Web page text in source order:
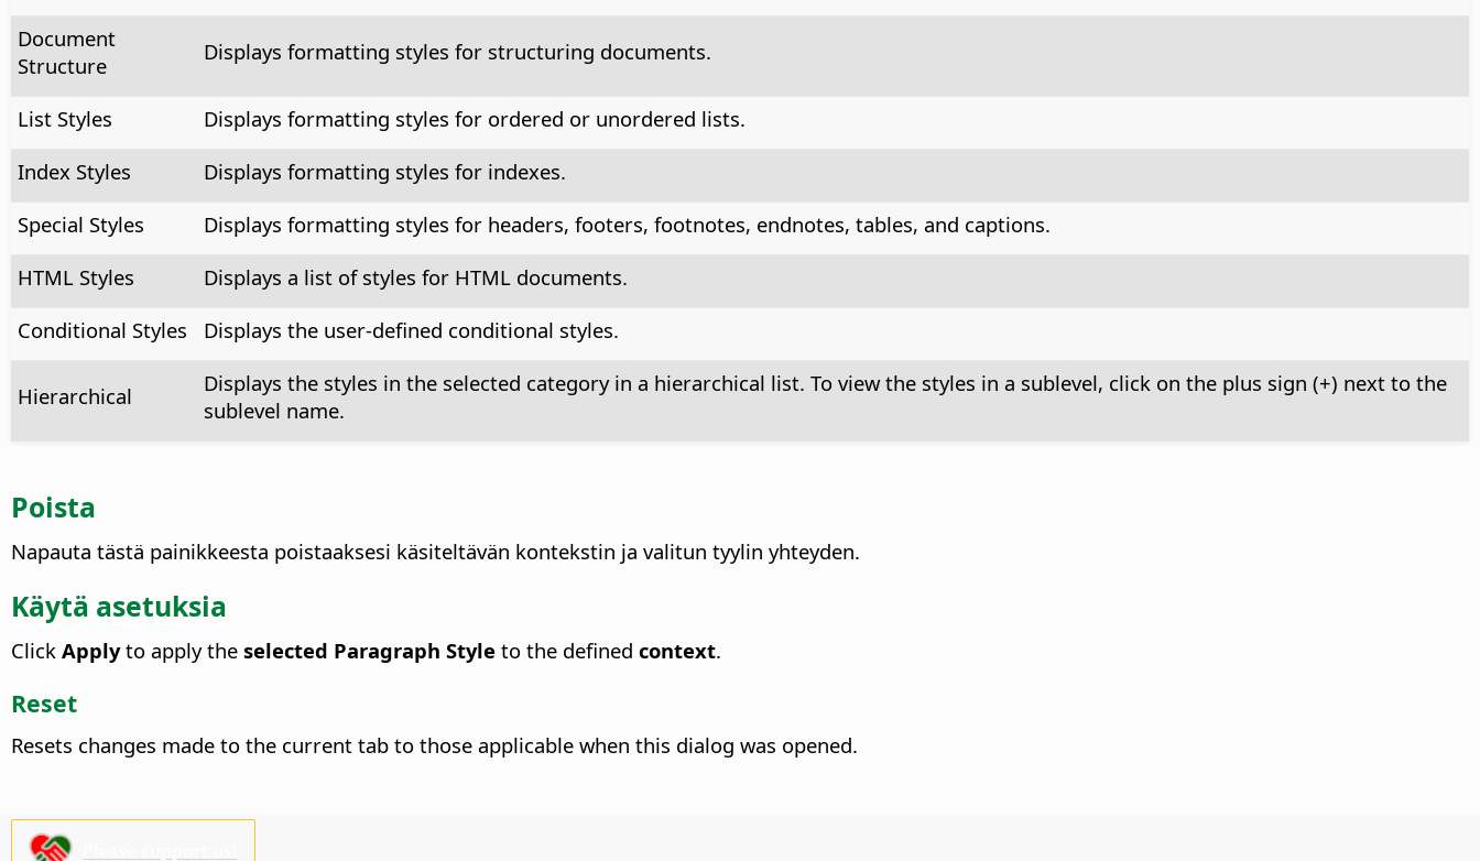
Document
Structure
Displays formatting styles for structuring documents.
List Styles
Displays formatting styles for ordered or unordered lists.
Index Styles
Displays formatting styles for indexes.
Special Styles
Displays formatting styles for headers, footers, footnotes, endnotes, tables, and captions.
HTML Styles
Displays a list of styles for HTML documents.
Conditional Styles
Displays the user-defined conditional styles.
Hierarchical
Displays the styles in the selected category in a hierarchical list. To view the styles in a sublevel, click on the plus sign (+) next to the
sublevel name.
Poista
Napauta tästä painikkeesta poistaaksesi käsiteltävän kontekstin ja valitun tyylin yhteyden.
Käytä asetuksia
Click Applyto apply the selected Paragraph Style to the defined context.
Reset
Resets changes made to the current tab to those applicable when this dialog was opened.